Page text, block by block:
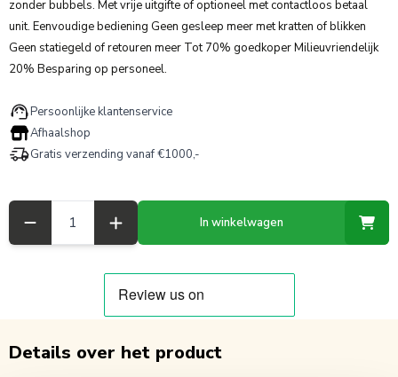
zonder bubbels. Met vrije uitgifte of optioneel met contactloos betaal
unit. Eenvoudige bediening Geen gesleep meer met kratten of blikken
Geen statiegeld of retouren meer Tot 70% goedkoper Milieuvriendelijk
20% Besparing op personeel.
Persoonlijke klantenservice
Afhaalshop
Gratis verzending vanaf €1000,-
In winkelwagen
Details over het product